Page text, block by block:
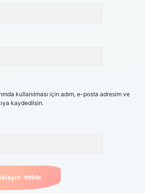
kullanılması için adım, e-posta adresim ve
kaydedilsin.